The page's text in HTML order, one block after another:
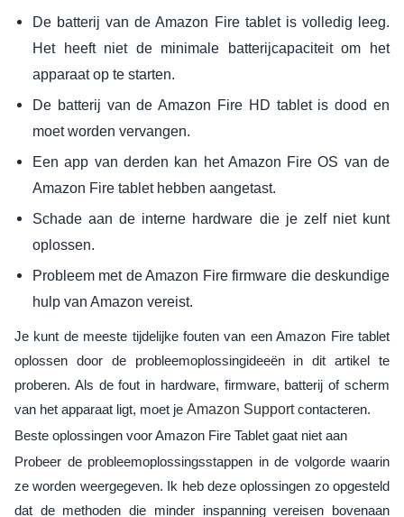
De batterij van de Amazon Fire tablet is volledig leeg.
Het heeft niet de minimale batterijcapaciteit om het
apparaat op te starten.
De batterij van de Amazon Fire HD tablet is dood en
moet worden vervangen.
Een app van derden kan het Amazon Fire OS van de
Amazon Fire tablet hebben aangetast.
Schade aan de interne hardware die je zelf niet kunt
oplossen.
Probleem met de Amazon Fire firmware die deskundige
hulp van Amazon vereist.
Je kunt de meeste tijdelijke fouten van een Amazon Fire tablet
oplossen door de probleemoplossingideeën in dit artikel te
proberen. Als de fout in hardware, firmware, batterij of scherm
van het apparaat ligt, moet je Amazon Supportcontacteren.
Beste oplossingen voor Amazon Fire Tablet gaat niet aan
Probeer de probleemoplossingsstappen in de volgorde waarin
ze worden weergegeven. Ik heb deze oplossingen zo opgesteld
dat de methoden die minder inspanning vereisen bovenaan